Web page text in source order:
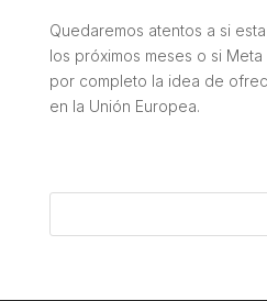
Quedaremos atentos a si
los próximos meses o si
por completo la idea de
en la Unión Europea.